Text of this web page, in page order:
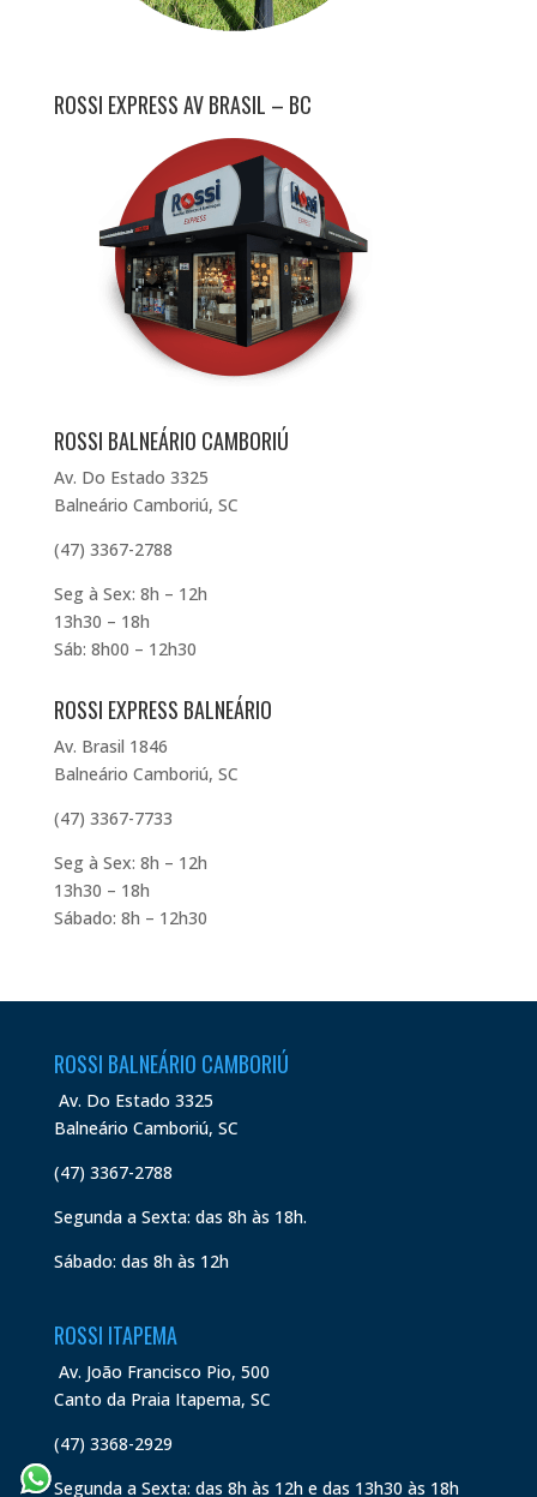
ROSSI EXPRESS AV BRASIL – BC
ROSSI BALNEÁRIO CAMBORIÚ
Av. Do Estado 3325
Balneário Camboriú, SC
(47) 3367-2788
Seg à Sex: 8h – 12h
13h30 – 18h
Sáb: 8h00 – 12h30
ROSSI EXPRESS BALNEÁRIO
Av. Brasil 1846
Balneário Camboriú, SC
(47) 3367-7733
Seg à Sex: 8h – 12h
13h30 – 18h
Sábado: 8h – 12h30
ROSSI BALNEÁRIO CAMBORIÚ
Av. Do Estado 3325
Balneário Camboriú, SC
(47) 3367-2788
Segunda a Sexta: das 8h às 18h.
Sábado: das 8h às 12h
ROSSI ITAPEMA
Av. João Francisco Pio, 500
Canto da Praia Itapema, SC
(47) 3368-2929
Segunda a Sexta: das 8h às 12h e das 13h30 às 18h